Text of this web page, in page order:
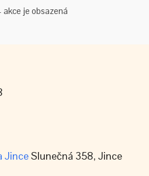
akce je obsazená
JinceSlunečná 358, Jince